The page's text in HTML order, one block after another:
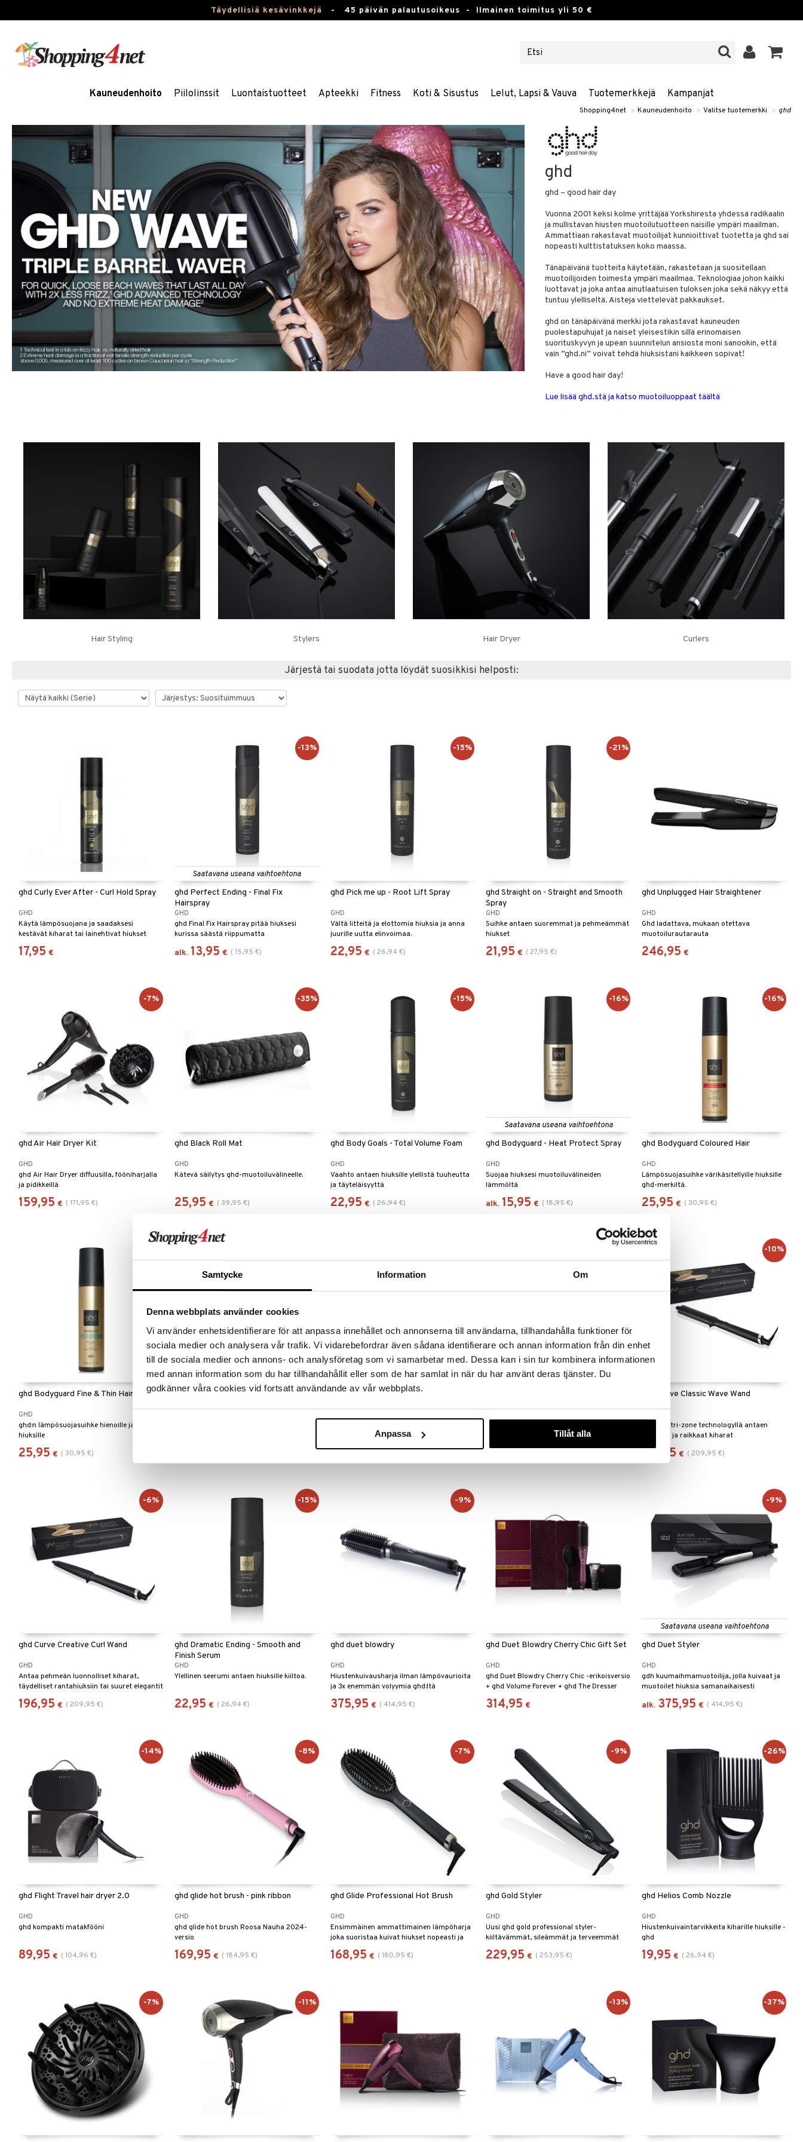
Samtycke Information Om
Denna webbplats använder cookies
Vi använder enhetsidentifierare för att anpassa innehållet och annonserna till användarna, tillhandahålla funktioner för
sociala medier och analysera vår trafik. Vi vidarebefordrar även sådana identifierare och annan information från din enhet
till de sociala medier och annons- och analysföretag som vi samarbetar med. Dessa kan i sin tur kombinera informationen
med annan information som du har tillhandahållit eller som de har samlat in när du har använt deras tjänster. Du
godkänner våra cookies vid fortsatt användande av vår webbplats.
Anpassa Tillåt alla
Täydellisiä kesävinkkejä - 45 päivän palautusoikeus - Ilmainen toimitus yli 50 €
Kauneudenhoito Piilolinssit Luontaistuotteet Apteekki Fitness Koti & Sisustus Lelut, Lapsi & Vauva Tuotemerkkejä Kampanjat
Shopping4net » Kauneudenhoito » Valitse tuotemerkki » ghd
ghd
ghd – good hair day
Vuonna 2001 keksi kolme yrittäjää Yorkshiresta yhdessä radikaalin
ja mullistavan hiusten muotoilutuotteen naisille ympäri maailman.
Ammattiaan rakastavat muotoilijat kunnioittivat tuotetta ja ghd sai
nopeasti kulttistatuksen koko maassa.
Tänäpäivänä tuotteita käytetään, rakastetaan ja suositellaan
muotoilijoiden toimesta ympäri maailmaa. Teknologiaa johon kaikki
luottavat ja joka antaa ainutlaatuisen tuloksen joka sekä näkyy että
tuntuu ylelliseltä. Aisteja viettelevät pakkaukset.
ghd on tänäpäivänä merkki jota rakastavat kauneuden
puolestapuhujat ja naiset yleisestikin sillä erinomaisen
suorituskyvyn ja upean suunnitelun ansiosta moni sanookin, että
vain ”ghd.ni” voivat tehdä hiuksistani kaikkeen sopivat!
Have a good hair day!
Lue lisää ghd.stä ja katso muotoiluoppaat täältä
Hair Styling Stylers Hair Dryer Curlers
Järjestä tai suodata jotta löydät suosikkisi helposti:
ghd Curly Ever After - Curl Hold Spray
GHD
Käytä lämpösuojana ja saadaksesi
kestävät kiharat tai lainehtivat hiukset
17,95 €
Saatavana useana vaihtoehtona
ghd Perfect Ending - Final Fix
Hairspray
GHD
ghd Final Fix Hairspray pitää hiuksesi
kurissa säästä riippumatta
alk. 13,95 € ( 15,95 €)
-13%
ghd Pick me up - Root Lift Spray
GHD
Vältä litteitä ja elottomia hiuksia ja anna
juurille uutta elinvoimaa.
22,95 € ( 26,94 €)
-15%
ghd Straight on - Straight and Smooth
Spray
GHD
Suihke antaen suoremmat ja pehmeämmät
hiukset
21,95 € ( 27,95 €)
-21%
ghd Unplugged Hair Straightener
GHD
Ghd ladattava, mukaan otettava
muotoilurautarauta
246,95 €
ghd Air Hair Dryer Kit
GHD
ghd Air Hair Dryer diffuusilla, fööniharjalla
ja pidikkeillä
159,95 € ( 171,95 €)
-7%
ghd Black Roll Mat
GHD
Kätevä säilytys ghd-muotoiluvälineelle.
25,95 € ( 39,95 €)
-35%
ghd Body Goals - Total Volume Foam
GHD
Vaahto antaen hiuksille ylellistä tuuheutta
ja täyteläisyyttä
22,95 € ( 26,94 €)
-15%
Saatavana useana vaihtoehtona
ghd Bodyguard - Heat Protect Spray
GHD
Suojaa hiuksesi muotoiluvälineiden
lämmöltä
alk. 15,95 € ( 18,95 €)
-16%
ghd Bodyguard Coloured Hair
GHD
Lämpösuojasuihke värikäsitellyille hiuksille
ghd-merkiltä.
25,95 € ( 30,95 €)
-16%
ghd Bodyguard Fine & Thin Hair
GHD
ghd:n lämpösuojasuihke hienoille ja ohuille
hiuksille
25,95 € ( 30,95 €)
Saatavana useana vaihtoehtona
ghd Chronos
Saatavana useana vaihtoehtona
ghd Chronos Max - Wide Plate Hair
324,95
ghd Curve Classic Wave Wand
Kiharrin tri-zone technologyllä antaen
kestävät ja raikkaat kiharat
187,95 € ( 209,95 €)
-10%
ghd Curve Creative Curl Wand
GHD
Antaa pehmeän luonnolliset kiharat,
täydelliset rantahiuksiin tai suuret elegantit
kiharat
196,95 € ( 209,95 €)
-6%
ghd Dramatic Ending - Smooth and
Finish Serum
GHD
Ylellinen seerumi antaen hiuksille kiiltoa.
22,95 € ( 26,94 €)
-15%
ghd duet blowdry
GHD
Hiustenkuivausharja ilman lämpövaurioita
ja 3x enemmän volyymia ghd:ltä
375,95 € ( 414,95 €)
-9%
ghd Duet Blowdry Cherry Chic Gift Set
GHD
ghd Duet Blowdry Cherry Chic -erikoisversio
+ ghd Volume Forever + ghd The Dresser
314,95 €
Saatavana useana vaihtoehtona
ghd Duet Styler
GHD
gdh kuumaihmamuotoilija, jolla kuivaat ja
muotoilet hiuksia samanaikaisesti
alk. 375,95 € ( 414,95 €)
-9%
ghd Flight Travel hair dryer 2.0
GHD
ghd kompakti matakfööni
89,95 € ( 104,96 €)
-14%
ghd glide hot brush - pink ribbon
GHD
ghd glide hot brush Roosa Nauha 2024-
versio
169,95 € ( 184,95 €)
-8%
ghd Glide Professional Hot Brush
GHD
Ensimmäinen ammattimainen lämpöharja
joka suoristaa kuivat hiukset nopeasti ja
kätevästi.
168,95 € ( 180,95 €)
-7%
ghd Gold Styler
GHD
Uusi ghd gold professional styler-
kiiltävämmät, sileämmät ja terveemmät
hiukset!
229,95 € ( 253,95 €)
-9%
ghd Helios Comb Nozzle
GHD
Hiustenkuivaintarvikkeita kiharille hiuksille -
ghd
19,95 € ( 26,94 €)
-26%
-7% -11% -13% -37%